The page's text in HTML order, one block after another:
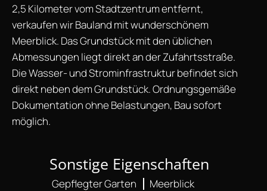
2,5 Kilometer vom Stadtzentrum entfernt,
verkaufen wir Bauland mit wunderschönem
Meerblick. Das Grundstück mit den üblichen
Abmessungen liegt direkt an der Zufahrtsstraße.
Die Wasser- und Strominfrastruktur befindet sich
direkt neben dem Grundstück. Ordnungsgemäße
Dokumentation ohne Belastungen, Bau sofort
möglich.
Sonstige Eigenschaften
Gepflegter Garten Meerblick